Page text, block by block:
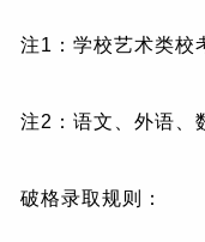
注1：学校艺术类校
注2：语文、外语、
破格录取规则：